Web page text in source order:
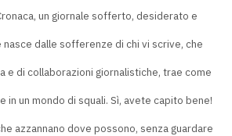
un giornale sofferto, desiderato e
dalle sofferenze di chi vi scrive, che
e di collaborazioni giornalistiche, trae come
in un mondo di squali. Sì, avete capito bene!
azzannano dove possono, senza guardare